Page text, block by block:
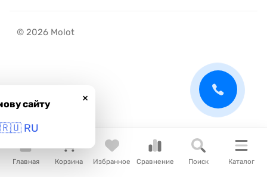
Главная Корзина Избранное Сравнение Поиск Каталог
© 2026 Molot
×
сайту
🇷🇺 RU